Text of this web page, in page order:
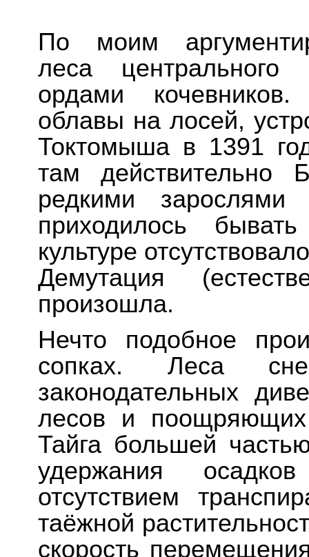
По моим
леса
ордами
облавы на лосей,
Токтомыша в 1391
там действительно
редкими
приходилось
культуре
Демутация
произошла.
Нечто подобное
сопках. Леса
законодательных
лесов и поощряющих
Тайга большей
удержания
отсутствием
таёжной
скорость